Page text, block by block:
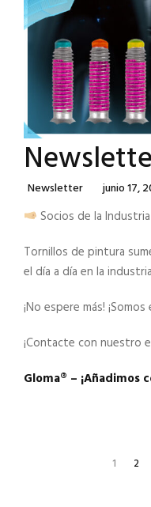
Categories
Newsletter Posted
On
Junio 17,
Socios de la
Tornillos de pintura
el día a día en la
¡No espere más!
¡Contacte con nuestro
Gloma®️ – ¡Añadimos
1 2